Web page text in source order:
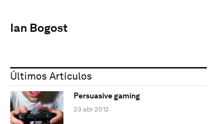
Ian Bogost
Últimos Artículos
Persuasive gaming
23 abr 2012